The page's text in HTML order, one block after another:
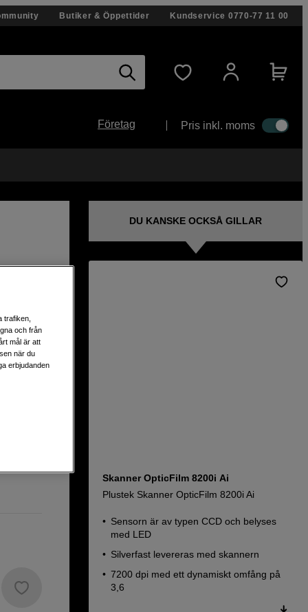
Butiker & Öppettider Kundservice 0770-77 11 00
Företag Pris inkl. moms
repor
DU KANSKE OCKSÅ GILLAR
Skanner OpticFilm 8200i Ai
Plustek Skanner OpticFilm 8200i Ai
Sensorn är av typen CCD och belyses
med LED
Silverfast levereras med skannern
7200 dpi med ett dynamiskt omfång på
3,6
trafiken,
och från
mål är att
när du
erbjudanden